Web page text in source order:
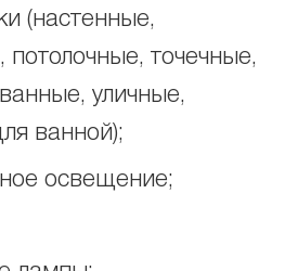
(настенные,
потолочные, точечные,
уличные,
ванной);
освещение;